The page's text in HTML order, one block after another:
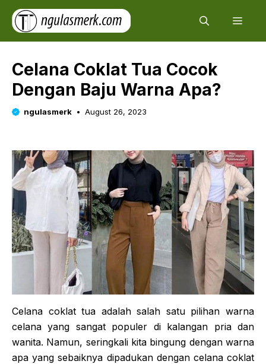
Skip
content
Celana Coklat Tua Cocok
Dengan Baju Warna Apa?
ngulasmerk August 26, 2023
Celana coklat tua adalah salah satu pilihan warna
celana yang sangat populer di kalangan pria dan
wanita. Namun, seringkali kita bingung dengan warna
apa yang sebaiknya dipadukan dengan celana coklat